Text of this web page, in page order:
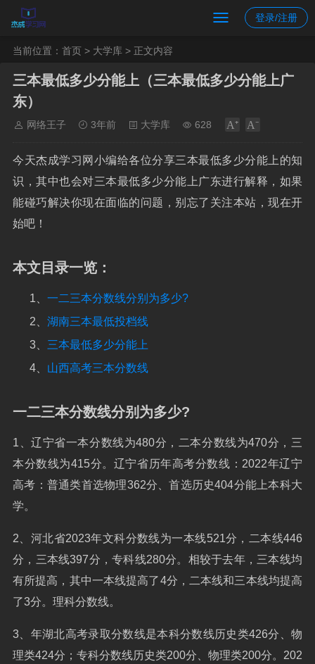
登录/注册
当前位置： 首页 > 大学库 > 正文内容
三本最低多少分能上（三本最低多少分能上广
东）
网络王子 3年前 大学库 628
今天杰成学习网小编给各位分享三本最低多少分能上的知
识，其中也会对三本最低多少分能上广东进行解释，如果
能碰巧解决你现在面临的问题，别忘了关注本站，现在开
始吧！
本文目录一览：
1、 一二三本分数线分别为多少?
2、 湖南三本最低投档线
3、 三本最低多少分能上
4、 山西高考三本分数线
一二三本分数线分别为多少?
1、辽宁省一本分数线为480分，二本分数线为470分，三
本分数线为415分。辽宁省历年高考分数线：2022年辽宁
高考：普通类首选物理362分、首选历史404分能上本科大
学。
2、河北省2023年文科分数线为一本线521分，二本线446
分，三本线397分，专科线280分。相较于去年，三本线均
有所提高，其中一本线提高了4分，二本线和三本线均提高
了3分。理科分数线。
3、年湖北高考录取分数线是本科分数线历史类426分、物
理类424分；专科分数线历史类200分、物理类200分。202